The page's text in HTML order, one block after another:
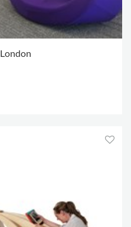
Rayonnage 60/30 Classic et London